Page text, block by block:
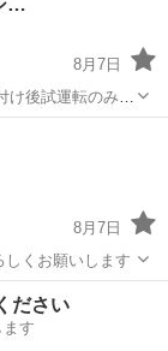
8月7日
け後試運転のみ行
は
8月7日
しくお願いします
ミニ四駆
ださい
す